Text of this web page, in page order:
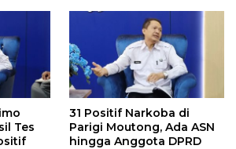
Tes
31 Positif Narkoba di
Parigi Moutong, Ada ASN
hingga Anggota DPRD